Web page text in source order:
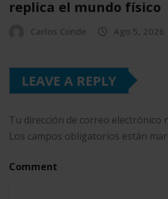
replica el mundo físico
Carlos Conde Ago 5, 2026
LEAVE A REPLY
Tu dirección de correo electrónico
Los campos obligatorios están
Comment